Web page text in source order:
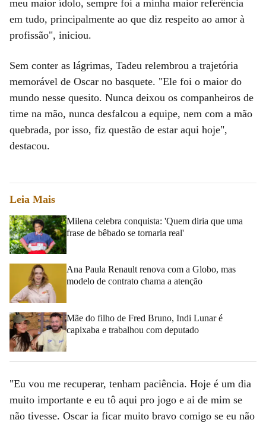
meu maior ídolo, sempre foi a minha maior referência
em tudo, principalmente ao que diz respeito ao amor à
profissão", iniciou.
Sem conter as lágrimas, Tadeu relembrou a trajetória
memorável de Oscar no basquete. "Ele foi o maior do
mundo nesse quesito. Nunca deixou os companheiros de
time na mão, nunca desfalcou a equipe, nem com a mão
quebrada, por isso, fiz questão de estar aqui hoje",
destacou.
Leia Mais
Milena celebra conquista: 'Quem diria que uma
frase de bêbado se tornaria real'
Ana Paula Renault renova com a Globo, mas
modelo de contrato chama a atenção
Mãe do filho de Fred Bruno, Indi Lunar é
capixaba e trabalhou com deputado
"Eu vou me recuperar, tenham paciência. Hoje é um dia
muito importante e eu tô aqui pro jogo e ai de mim se
não tivesse. Oscar ia ficar muito bravo comigo se eu não